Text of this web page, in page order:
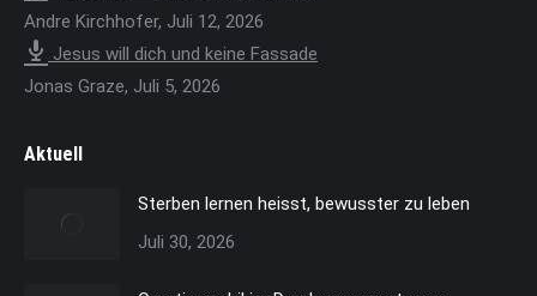
Andre Kirchhofer, Juli 12, 2026
Jesus will dich und keine Fassade
Jonas Graze, Juli 5, 2026
Aktuell
Sterben lernen heisst, bewusster zu leben
Juli 30, 2026